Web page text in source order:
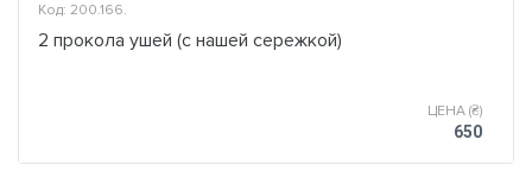
Код: 200.166.
2 прокола ушей (с нашей сережкой)
ЦЕНА (₴)
650